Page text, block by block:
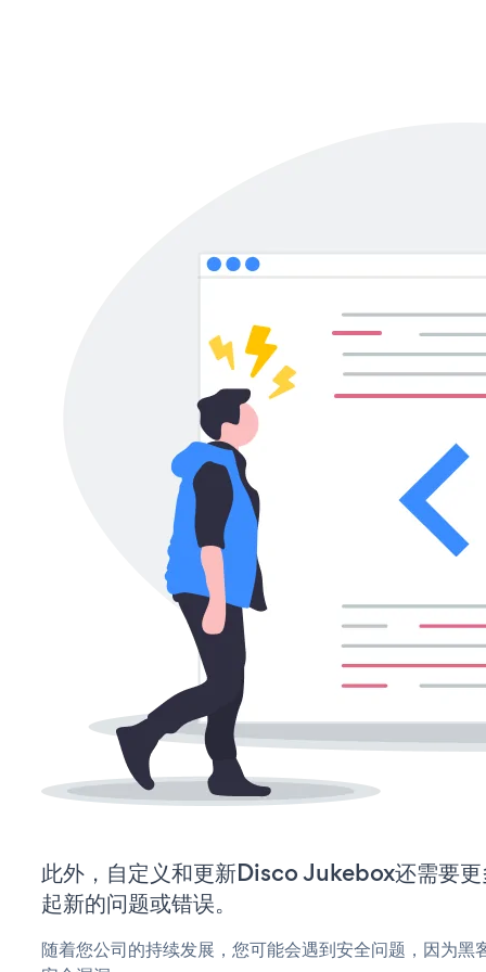
此外，自定义和更新Disco Jukebox还需要更
起新的问题或错误。
随着您公司的持续发展，您可能会遇到安全问题，因为